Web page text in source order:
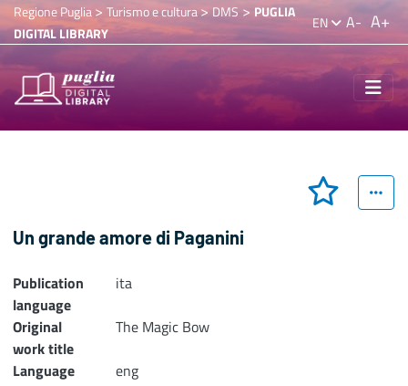
Regione Puglia> Turismo e cultura>DMS > PUGLIA
DIGITAL LIBRARY
EN A- A+
Un grande amore di Paganini
Publication
language
ita
Original
work title
The Magic Bow
Language
eng